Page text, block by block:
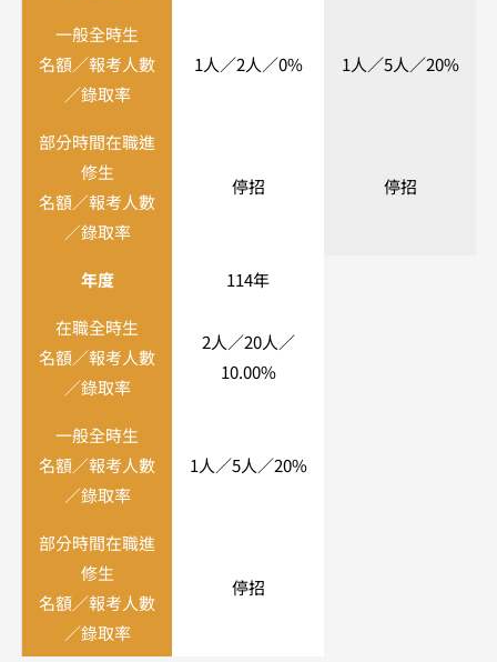
一般全時生
名額／報考人數
／錄取率
1人／2人／0% 1人／5人／20%
部分時間在職進
修生
名額／報考人數
／錄取率
停招 停招
年度 114年
在職全時生
名額／報考人數
／錄取率
2人／20人／
10.00%
一般全時生
名額／報考人數
／錄取率
1人／5人／20%
部分時間在職進
修生
名額／報考人數
／錄取率
停招